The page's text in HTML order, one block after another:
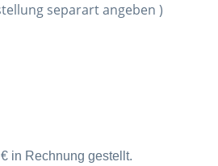
separart angeben )
in Rechnung gestellt.